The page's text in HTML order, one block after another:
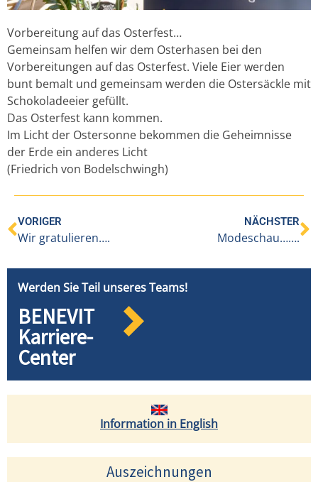
Vorbereitung auf das Osterfest…
Gemeinsam helfen wir dem Osterhasen bei den
Vorbereitungen auf das Osterfest. Viele Eier werden
bunt bemalt und gemeinsam werden die Ostersäckle mit
Schokoladeeier gefüllt.
Das Osterfest kann kommen.
Im Licht der Ostersonne bekommen die Geheimnisse
der Erde ein anderes Licht
(Friedrich von Bodelschwingh)
VORIGER
Wir gratulieren….
NÄCHSTER
Modeschau…….
Werden Sie Teil unseres Teams!
BENEVIT
Karriere-
Center
Information in English
Auszeichnungen